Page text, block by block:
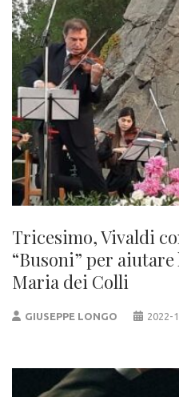
Tricesimo, Vivaldi
“Busoni” per
Maria dei Colli
GIUSEPPE LONGO 2022-